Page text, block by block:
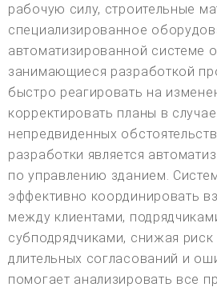
рабочую силу, строительные
специализированное
автоматизированной системе
занимающиеся разработкой
быстро реагировать на
корректировать планы в
непредвиденных
разработки является
по управлению зданием.
эффективно координировать
между клиентами,
субподрядчиками, снижая
длительных согласований и
помогает анализировать все